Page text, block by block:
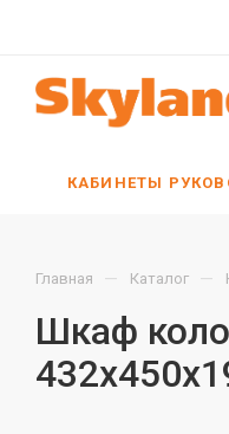
КАБИНЕТЫ
Главная — Каталог —
Шкаф